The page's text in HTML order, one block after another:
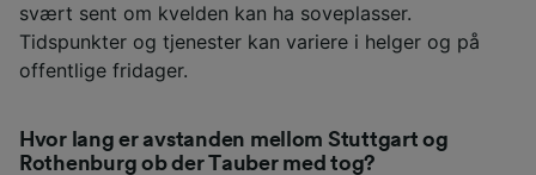
svært sent om kvelden kan ha soveplasser.
Tidspunkter og tjenester kan variere i helger og på
offentlige fridager.
Hvor lang er avstanden mellom Stuttgart og
Rothenburg ob der Tauber med tog?